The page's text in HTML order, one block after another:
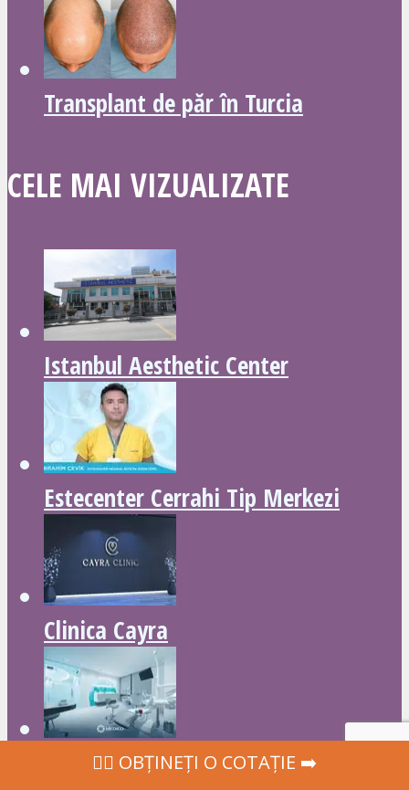
Transplant de păr în Turcia
CELE MAI VIZUALIZATE
Istanbul Aesthetic Center
Estecenter Cerrahi Tip Merkezi
Clinica Cayra
Medico Clinic
‍👩‍⚕ OBȚINEȚI O COTAȚIE ➡️